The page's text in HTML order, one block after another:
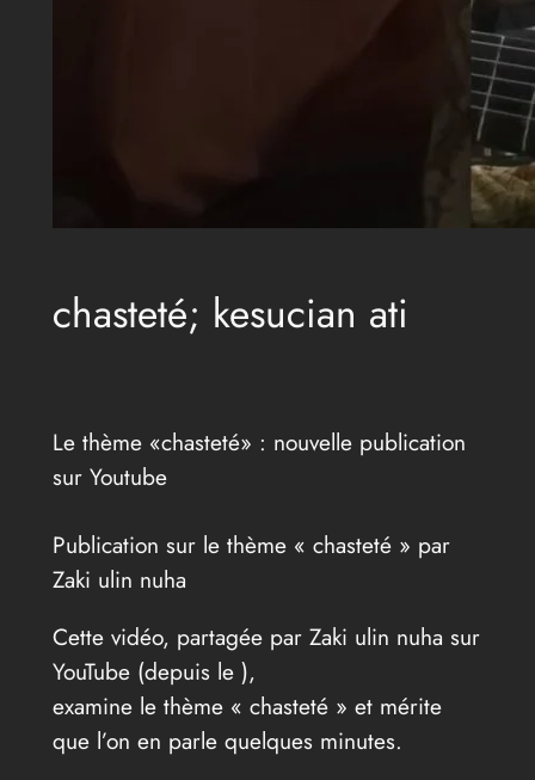
chasteté; kesucian ati
Le thème «chasteté» : nouvelle publication
sur Youtube
Publication sur le thème « chasteté » par
Zaki ulin nuha
Cette vidéo, partagée par Zaki ulin nuha sur
YouTube (depuis le ),
examine le thème « chasteté » et mérite
que l’on en parle quelques minutes.